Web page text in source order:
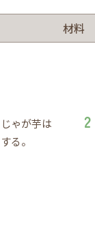
材料
ゃが芋は
る。